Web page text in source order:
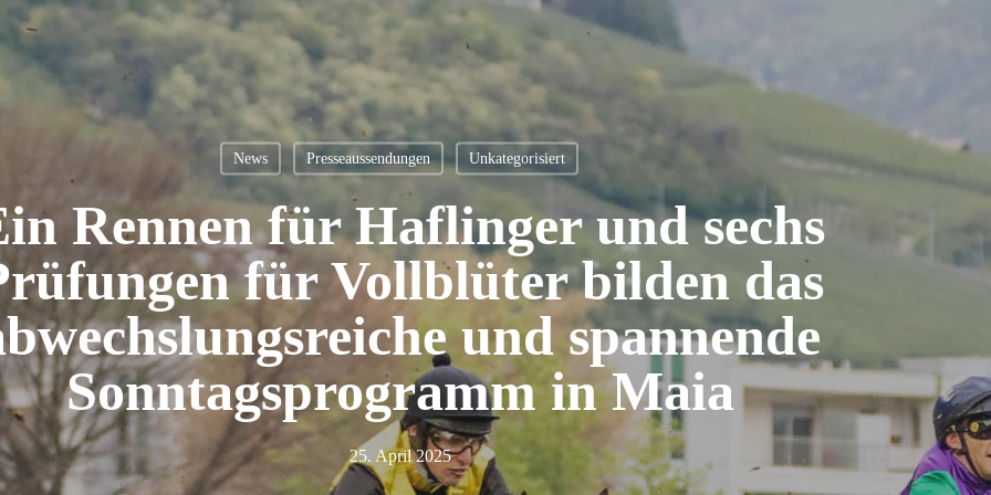
News Presseaussendungen Unkategorisiert
Rennen für Haflinger und sechs
für Vollblüter bilden das
und spannende
Sonntagsprogramm in Maia
25. April 2025